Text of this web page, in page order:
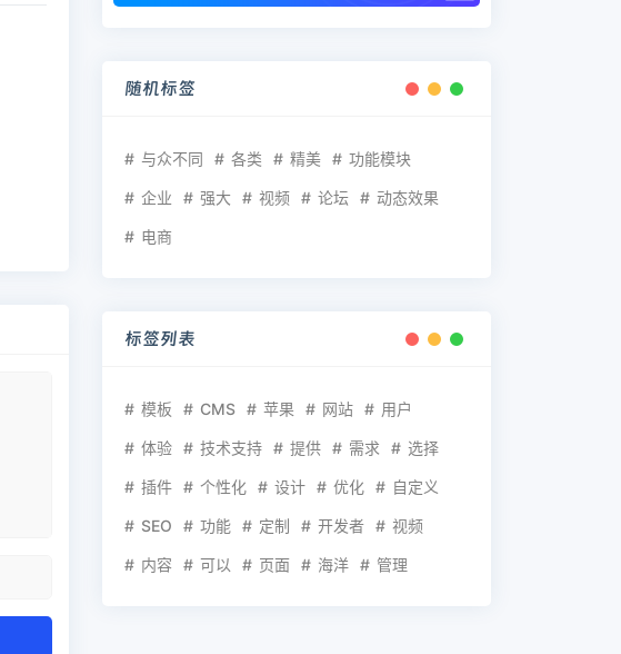
随机标签
与众不同 各类 精美 功能模块
企业 强大 视频 论坛 动态效果
电商
标签列表
模板 CMS 苹果 网站 用户
体验 技术支持 提供 需求 选择
插件 个性化 设计 优化 自定义
SEO 功能 定制 开发者 视频
内容 可以 页面 海洋 管理